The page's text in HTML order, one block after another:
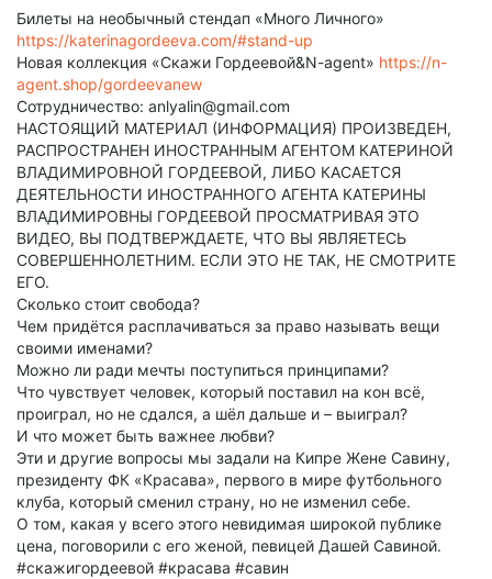
Билеты на необычный стендап «Много Личного»
https://katerinagordeeva.com/#stand-up
Новая коллекция «Скажи Гордеевой&N-agent» https://n-
agent.shop/gordeevanew
Сотрудничество: anlyalin@gmail.com
НАСТОЯЩИЙ МАТЕРИАЛ (ИНФОРМАЦИЯ) ПРОИЗВЕДЕН,
РАСПРОСТРАНЕН ИНОСТРАННЫМ АГЕНТОМ КАТЕРИНОЙ
ВЛАДИМИРОВНОЙ ГОРДЕЕВОЙ, ЛИБО КАСАЕТСЯ
ДЕЯТЕЛЬНОСТИ ИНОСТРАННОГО АГЕНТА КАТЕРИНЫ
ВЛАДИМИРОВНЫ ГОРДЕЕВОЙ ПРОСМАТРИВАЯ ЭТО
ВИДЕО, ВЫ ПОДТВЕРЖДАЕТЕ, ЧТО ВЫ ЯВЛЯЕТЕСЬ
СОВЕРШЕННОЛЕТНИМ. ЕСЛИ ЭТО НЕ ТАК, НЕ СМОТРИТЕ
ЕГО.
Сколько стоит свобода?
Чем придётся расплачиваться за право называть вещи
своими именами?
Можно ли ради мечты поступиться принципами?
Что чувствует человек, который поставил на кон всё,
проиграл, но не сдался, а шёл дальше и – выиграл?
И что может быть важнее любви?
Эти и другие вопросы мы задали на Кипре Жене Савину,
президенту ФК «Красава», первого в мире футбольного
клуба, который сменил страну, но не изменил себе.
О том, какая у всего этого невидимая широкой публике
цена, поговорили с его женой, певицей Дашей Савиной.
#скажигордеевой #красава #савин